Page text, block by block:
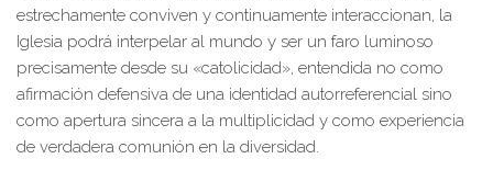
estrechamente conviven y continuamente interaccionan, la
Iglesia podrá interpelar al mundo y ser un faro luminoso
precisamente desde su «catolicidad», entendida no como
afirmación defensiva de una identidad autorreferencial sino
como apertura sincera a la multiplicidad y como experiencia
de verdadera comunión en la diversidad.